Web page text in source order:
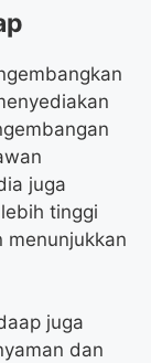
juga
tinggi
menunjukkan
juga
dan